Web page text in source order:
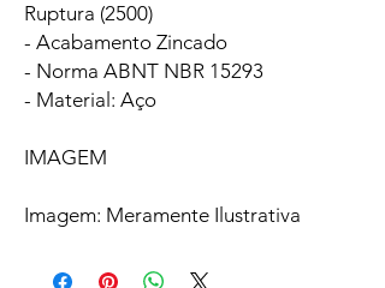
Ruptura (2500)
- Acabamento Zincado
- Norma ABNT NBR 15293
- Material: Aço
IMAGEM
Imagem: Meramente Ilustrativa